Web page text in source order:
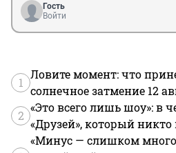
Гость
Войти
1
Ловите момент: что
солнечное затмение 12
2
«Это всего лишь шоу»: в
«Друзей», который
«Минус — слишком много